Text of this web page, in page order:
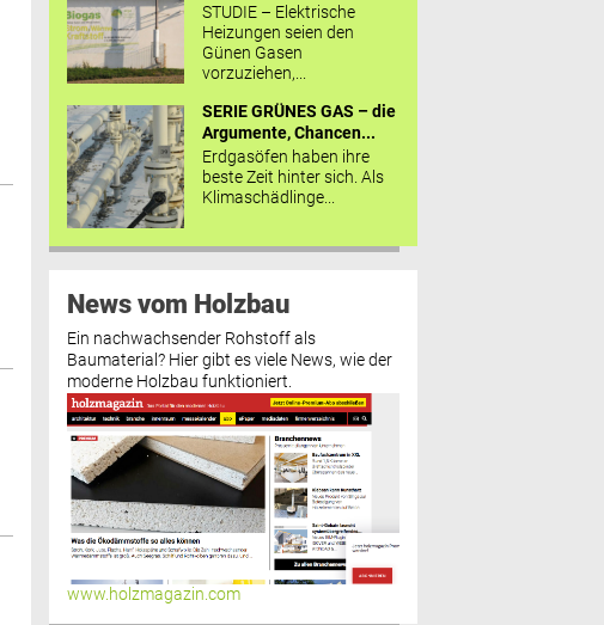
STUDIE – Elektrische
Heizungen seien den
Günen Gasen
vorzuziehen,...
SERIE GRÜNES GAS – die
Argumente, Chancen...
Erdgasöfen haben ihre
beste Zeit hinter sich. Als
Klimaschädlinge...
News vom Holzbau
Ein nachwachsender Rohstoff als
Baumaterial? Hier gibt es viele News, wie der
moderne Holzbau funktioniert.
www.holzmagazin.com